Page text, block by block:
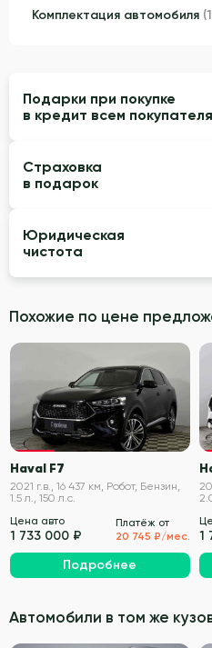
Комплектация автомобиля
Подарки при покупке
в кредит всем
Страховка
в подарок
Юридическая
чистота
Похожие по цене
VIN проверен
Haval F7
2021 г.в., 16 437 км, Робот, Бензин,
1.5 л., 150 л.с.
Цена авто
1 733 000 ₽
Платёж от
20 745 ₽/мес.
Подробнее
1
Автомобили в том же